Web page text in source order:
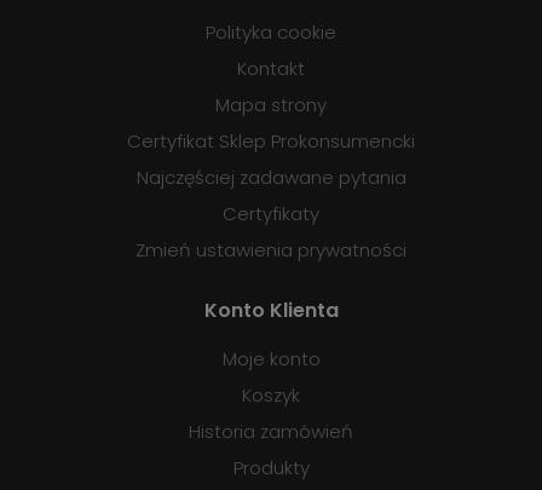
Polityka cookie
Kontakt
Mapa strony
Certyfikat Sklep Prokonsumencki
Najczęściej zadawane pytania
Certyfikaty
Zmień ustawienia prywatności
Konto Klienta
Moje konto
Koszyk
Historia zamówień
Produkty